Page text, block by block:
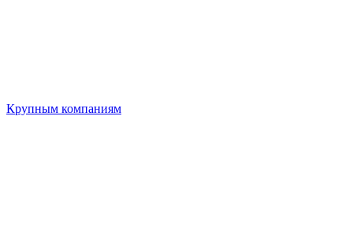
Крупным компаниям